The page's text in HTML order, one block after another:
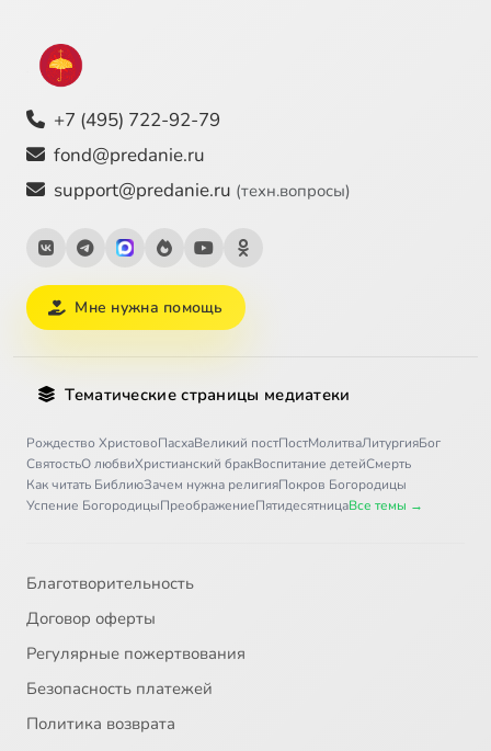
+7 (495) 722-92-79
fond@predanie.ru
support@predanie.ru (техн.вопросы)
Мне нужна помощь
Тематические страницы медиатеки
Рождество ХристовоПасхаВеликий постПостМолитваЛитургияБог
СвятостьО любвиХристианский бракВоспитание детейСмерть
Как читать БиблиюЗачем нужна религияПокров Богородицы
Успение БогородицыПреображениеПятидесятницаВсе темы →
Благотворительность
Договор оферты
Регулярные пожертвования
Безопасность платежей
Политика возврата